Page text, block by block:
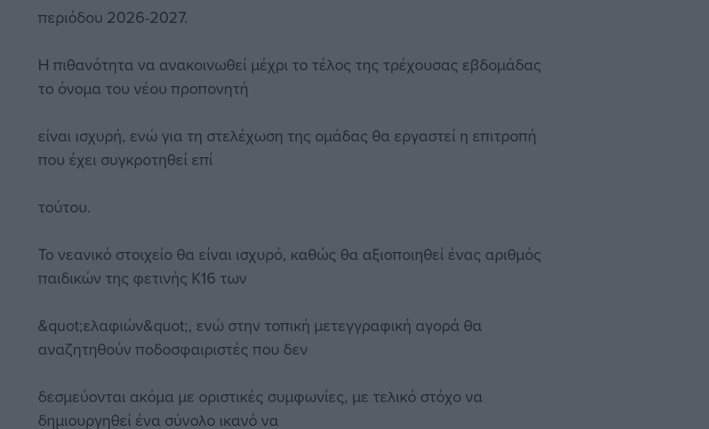
περιόδου 2026-2027.
Η πιθανότητα να ανακοινωθεί μέχρι το τέλος της τρέχουσας εβδομάδας
το όνομα του νέου προπονητή
είναι ισχυρή, ενώ για τη στελέχωση της ομάδας θα εργαστεί η επιτροπή
που έχει συγκροτηθεί επί
τούτου.
Το νεανικό στοιχείο θα είναι ισχυρό, καθώς θα αξιοποιηθεί ένας αριθμός
παιδικών της φετινής Κ16 των
&quot;ελαφιών&quot;, ενώ στην τοπική μετεγγραφική αγορά θα
αναζητηθούν ποδοσφαιριστές που δεν
δεσμεύονται ακόμα με οριστικές συμφωνίες, με τελικό στόχο να
δημιουργηθεί ένα σύνολο ικανό να